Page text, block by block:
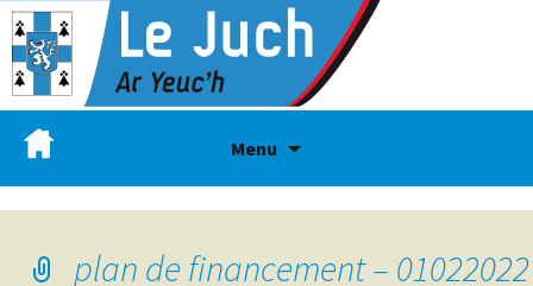
Menu
plan de financement – 01022022